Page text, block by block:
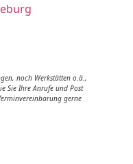
noch Werkstätten o.ä.,
Sie Ihre Anrufe und Post
gerne